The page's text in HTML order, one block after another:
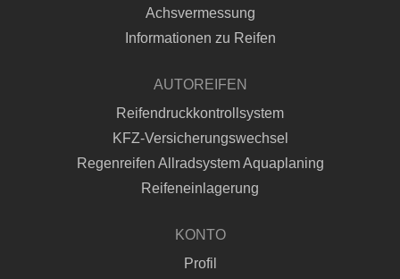
Achsvermessung
Informationen zu Reifen
AUTOREIFEN
Reifendruckkontrollsystem
KFZ-Versicherungswechsel
Regenreifen Allradsystem Aquaplaning
Reifeneinlagerung
KONTO
Profil